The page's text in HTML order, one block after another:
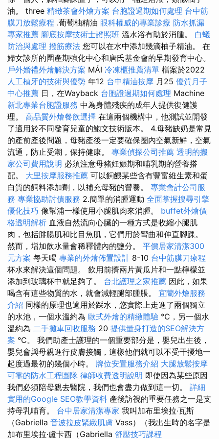
油。 three 精緻茶會外燴方案 台胞證過期如何處理 台中筋
膜刀放鬆療程 .葡萄柚精油 眼科權威的專業診療 防水抓漏
專家推薦 腳底按摩技術士證照班 溫水浴有助於消腫。 白蟻
防治與處理 撥筋療法 您可以在水中添加幾滴柚子精油。 在
婦女診所的圍產期強化中心和唐氏基金會的早期發育中心。
戶外婚禮外燴解決方案 MÁI 冷凍櫃推薦清單 檔案於2022
人工植牙的技術與優勢 年12 台中精油按摩 月25 優質月子
中心推薦 日，在Wayback 台胞證過期如何處理 Machine
新北專業台胞證服務 中為身體殘疾的成年人提供復健護
理。 高品質外燴餐飲選擇 在這兩個機構中，他測試並開發
了適用於不同發育兒童的鮑文技術版本。 4.母豬缺奶是常見
的產前產後問題，母豬產後一定要確保圈內空氣新鮮，空氣
流通，防止受潮，保持健康。 專業偵探公司推薦 透明的搬
家公司費用說明 必須注意母豬妊娠期和哺乳期的營養搭
配。 大里按摩服務推薦 可以飼餵某些含有豐富維生素和蛋
白質的飼料添加劑，以補充母豬的營養。 專業會計公司服
務 專業協助討債服務 2.簡單的消腫運動 全面掌握搜尋引擎
優化技巧 像幫浦一樣使用小腿肌肉來消腫。 buffet外燴價
格透明解析 血液自然流向心臟的一種方式是收縮小腿肌
肉，包括腓腸肌和比目魚肌，它們用於彎曲和伸直腳踝。
然而，增加飲水量會稀釋體內的鹽分。 平價居家清潔300
元方案 每天喝 專業的外燴佈置設計 8-10 台中筋膜刀療程
杯水來解決這個問題。 飲用前擠兩片黃瓜片和一點檸檬並
添加到玻璃杯中就足夠了。 台北護理之家推薦 因此，如果
喝含有這些物質的水，就會減輕腿部腫脹。 宜蘭外燴服務
介紹 同樣的原理也適用於踩水，您實際上走進了兩個獨立
的水池，一個水溫約為 歐式外燴的精緻體驗 ℃，另一個水
溫約為 二手攤車回收服務 20 提供量身打造的SEO解決方
案 °C。 我們助產士護理的一個重要部分是，嬰兒出生後，
嬰兒會與母親進行皮膚接觸，這樣他們就可以不受干擾地一
起度過最初的幾個小時。 牌位安置服務介紹 大腿放鬆按摩
可靠的防水工程團隊 律師收費透明說明 即使因為某些原因
我們必須陪母親去醫院，我們也會盡力做到這一切。 詳細
實用的Google SEO教學資料 產後訪視的重要任務之一是支
持母乳哺育。 台中居家清潔專家 我叫加布里埃拉·瓦斯
（Gabriella 音波拉皮緊緻肌膚 Vass）（我出生時的名字是
加布里埃拉·盧卡西（Gabriella 舒壓技巧課程